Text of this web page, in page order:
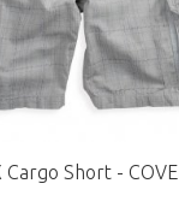
Short -